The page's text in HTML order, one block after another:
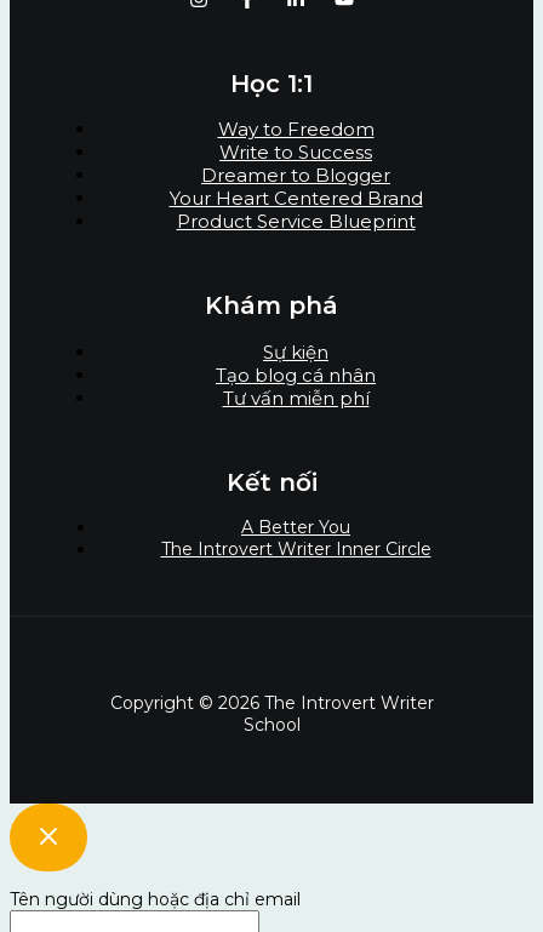
Học 1:1
Way to Freedom
Write to Success
Dreamer to Blogger
Your Heart Centered Brand
Product Service Blueprint
Khám phá
Sự kiện
Tạo blog cá nhân
Tư vấn miễn phí
Kết nối
A Better You
The Introvert Writer Inner Circle
Copyright © 2026 The Introvert Writer
School
Tên người dùng hoặc địa chỉ email